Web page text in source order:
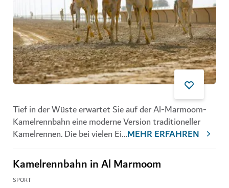
Tief in der Wüste erwartet Sie auf der Al-Marmoom-
Kamelrennbahn eine moderne Version traditioneller
Kamelrennen. Die bei vielen Ei...MEHR ERFAHREN
Kamelrennbahn in Al Marmoom
SPORT